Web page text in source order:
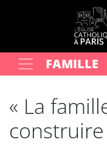
Votre rechercheFAMILLE
« La
construire
Panneau de gestion